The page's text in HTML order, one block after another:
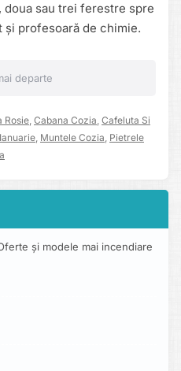
sau trei ferestre spre
și profesoară de chimie.
departe
Rosie, Cabana Cozia, Cafeluta Si
, Muntele Cozia, Pietrele
și modele mai incendiare